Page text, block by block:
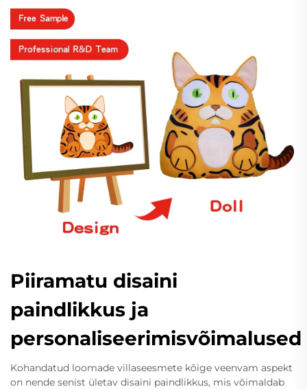
Piiramatu disaini
paindlikkus ja
personaliseerimisvõimalused
Kohandatud loomade villaseesmete kõige veenvam aspekt
on nende senist ületav disaini paindlikkus, mis võimaldab